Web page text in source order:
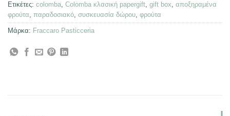
Ετικέτες: colomba, Colomba κλασική papergift, gift box, αποξηραμένα
φρούτα, παραδοσιακό, συσκευασία δώρου, φρούτα
Μάρκα: Fraccaro Pasticceria